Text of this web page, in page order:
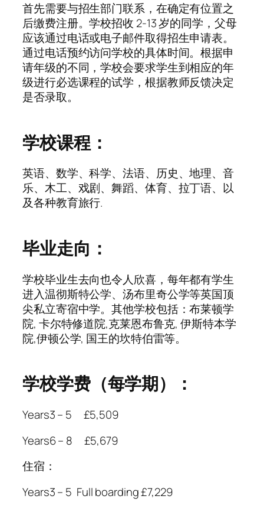
首先需要与招生部门联系，在确定有位置之
后缴费注册。学校招收 2-13 岁的同学，父母
应该通过电话或电子邮件取得招生申请表。
通过电话预约访问学校的具体时间。根据申
请年级的不同，学校会要求学生到相应的年
级进行必选课程的试学，根据教师反馈决定
是否录取。
学校课程：
英语、数学、科学、法语、历史、地理、音
乐、木工、戏剧、舞蹈、体育、拉丁语、以
及各种教育旅行.
毕业走向：
学校毕业生去向也令人欣喜，每年都有学生
进入温彻斯特公学、汤布里奇公学等英国顶
尖私立寄宿中学。其他学校包括：布莱顿学
院, 卡尔特修道院,克莱恩布鲁克, 伊斯特本学
院,伊顿公学, 国王的坎特伯雷等。
学校学费（每学期）：
Years3 – 5 £5,509
Years6 – 8 £5,679
住宿：
Years3 – 5 Full boarding £7,229